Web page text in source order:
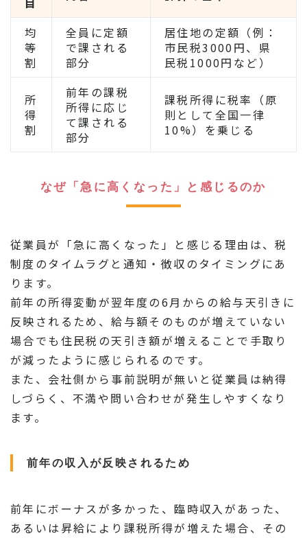
均
等
割
全員に定額
で課される
部分
居住地の定額（例：
市民税3000円、県
民税1000円など）
所
得
割
前年の課税
所得に応じ
て課される
部分
課税所得に税率（原
則として全国一律
10%）を乗じる
なぜ「急に高くなった」と感じるのか
従業員が「急に高くなった」と感じる理由は、税
制度のタイムラグと通知・徴収のタイミングにあ
ります。
前年の所得変動が翌年度の6月からの給与天引きに
反映されるため、給与額そのものが増えていない
場合でも住民税の天引き額が増えることで手取り
が減ったように感じられるのです。
また、会社側から事前説明が無いと従業員は納得
しづらく、不満や問い合わせが発生しやすくなり
ます。
前年の収入が反映されるため
前年にボーナスが多かった、臨時収入があった、
あるいは昇給により課税所得が増えた場合、その